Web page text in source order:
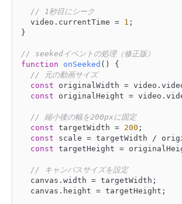
// 1秒目にシーク
	video.
currentTime = 1 ;
}
// seekedイベントの処理（修正版）
function
onSeeked ( ) {
// 元の動画サイズ
const originalWidth = video.
const originalHeight = video.
// 縮小後の幅を200pxに固定
const targetWidth = 200 ;
const scale = targetWidth /
const targetHeight =
// キャンバスサイズを設定
	canvas.
width = targetWidth;
	canvas.
height = targetHeight;